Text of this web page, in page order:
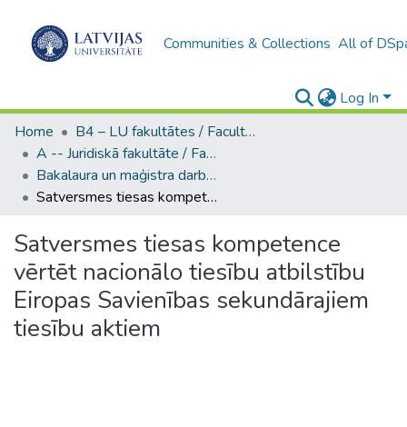
Communities & Collections All of
Log In
Home
B4 – LU fakultātes / Faculties of the UL
A -- Juridiskā fakultāte / Faculty of Law
Bakalaura un maģistra darbi (JF) / Bachelor's and Master's theses
Satversmes tiesas kompetence vērtēt nacionālo tiesību atbilstību Eiropas Savienības sekundārajiem tiesību aktiem
Satversmes tiesas kompetence
vērtēt nacionālo tiesību atbilstību
Eiropas Savienības sekundārajiem
tiesību aktiem